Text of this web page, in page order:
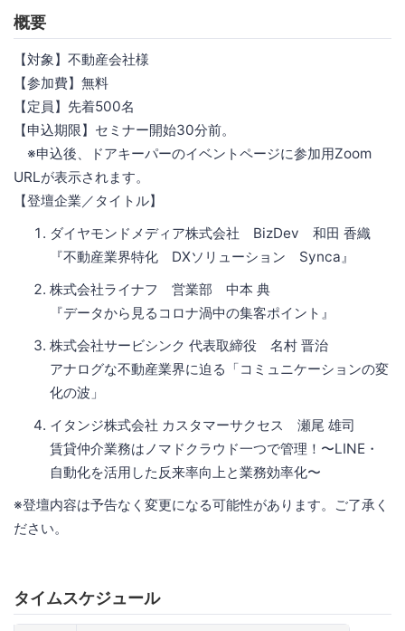
概要
【対象】不動産会社様
【参加費】無料
【定員】先着500名
【申込期限】セミナー開始30分前。
※申込後、ドアキーパーのイベントページに参加用Zoom
URLが表示されます。
【登壇企業／タイトル】
ダイヤモンドメディア株式会社 BizDev 和田 香織
『不動産業界特化 DXソリューション Synca』
株式会社ライナフ 営業部 中本 典
『データから見るコロナ渦中の集客ポイント』
株式会社サービシンク 代表取締役 名村 晋治
アナログな不動産業界に迫る「コミュニケーションの変
化の波」
イタンジ株式会社 カスタマーサクセス 瀬尾 雄司
賃貸仲介業務はノマドクラウド一つで管理！〜LINE・
自動化を活用した反来率向上と業務効率化〜
※登壇内容は予告なく変更になる可能性があります。ご了承く
ださい。
タイムスケジュール